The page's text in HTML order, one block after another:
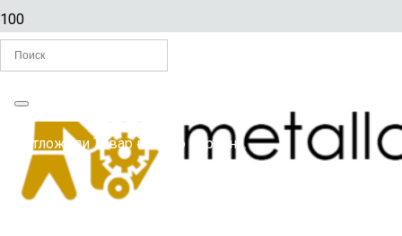
Вы отложилиТоварв свою корзину.
Главная
/
ФРЕЗЫ